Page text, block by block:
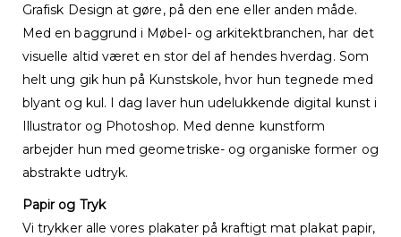
Grafisk Design at gøre, på den ene eller anden måde.
Med en baggrund i Møbel- og arkitektbranchen, har det
visuelle altid været en stor del af hendes hverdag. Som
helt ung gik hun på Kunstskole, hvor hun tegnede med
blyant og kul. I dag laver hun udelukkende digital kunst i
Illustrator og Photoshop. Med denne kunstform
arbejder hun med geometriske- og organiske former og
abstrakte udtryk.
Papir og Tryk
Vi trykker alle vores plakater på kraftigt mat plakat papir,